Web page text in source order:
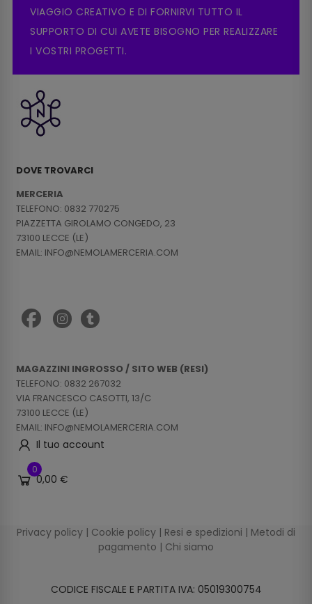
VIAGGIO CREATIVO E DI FORNIRVI TUTTO IL
SUPPORTO DI CUI AVETE BISOGNO PER REALIZZARE
I VOSTRI PROGETTI.
DOVE TROVARCI
MERCERIA
TELEFONO: 0832 770275
PIAZZETTA GIROLAMO CONGEDO, 23
73100 LECCE (LE)
EMAIL: INFO@NEMOLAMERCERIA.COM
MAGAZZINI INGROSSO / SITO WEB (RESI)
TELEFONO: 0832 267032
VIA FRANCESCO CASOTTI, 13/C
73100 LECCE (LE)
EMAIL: INFO@NEMOLAMERCERIA.COM
Il tuo account
0
0,00 €
Privacy policy | Cookie policy | Resi e spedizioni | Metodi di
pagamento | Chi siamo
CODICE FISCALE E PARTITA IVA: 05019300754